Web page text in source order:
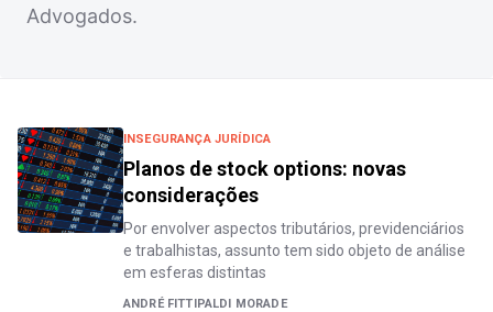
Advogados.
INSEGURANÇA JURÍDICA
Planos de stock options: novas
considerações
Por envolver aspectos tributários, previdenciários
e trabalhistas, assunto tem sido objeto de análise
em esferas distintas
ANDRÉ FITTIPALDI MORADE